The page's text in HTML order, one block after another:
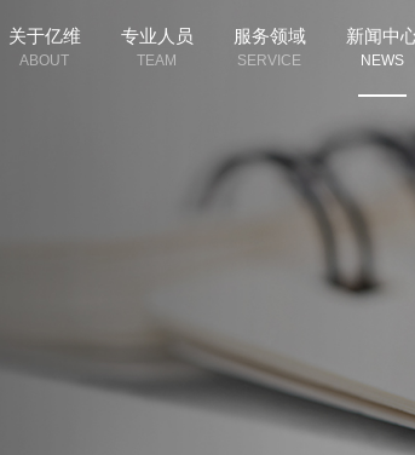
关于亿维
ABOUT
专业人员
TEAM
服务领域
SERVICE
新闻中
NEWS